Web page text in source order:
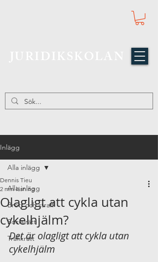
Inlägg
Alla inlägg
Brott och straff
Socialrätt
Trafikrätt
Alla inlägg
Olagligt att cykla utan
cykelhjälm?
Dennis Tieu
2 min läsning
Det är olagligt att cykla utan
cykelhjälm